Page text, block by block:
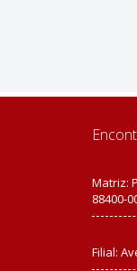
Matriz:
88400-
Filial: